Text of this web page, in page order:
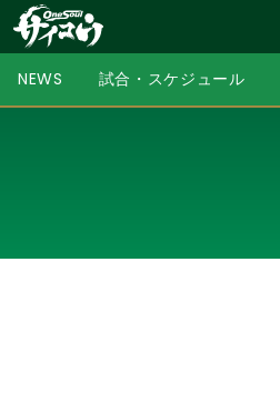
NEWS 試合・スケジュール